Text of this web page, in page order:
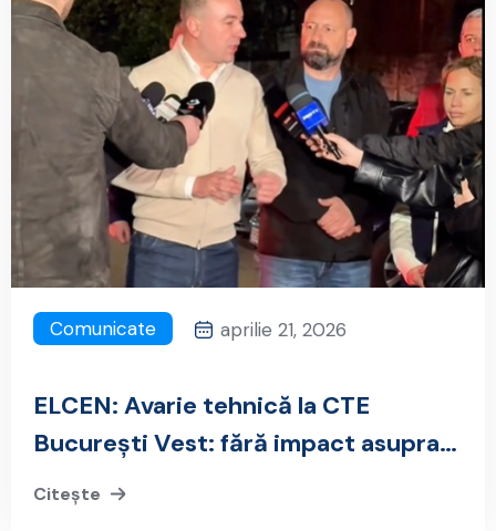
Comunicate aprilie 21, 2026
ELCEN: Avarie tehnică la CTE
București Vest: fără impact asupra
consumatorilor de energie electrică
Citește